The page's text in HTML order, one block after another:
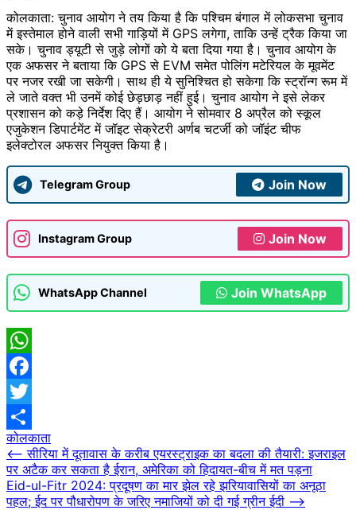
Share
कोलकाता: चुनाव आयोग ने तय किया है कि पश्चिम बंगाल में लोकसभा चुनाव
में इस्तेमाल होने वाली सभी गाड़ियों में GPS लगेगा, ताकि उन्हें ट्रैक किया जा
सके। चुनाव ड्यूटी से जुड़े लोगों को ये बता दिया गया है। चुनाव आयोग के
एक अफसर ने बताया कि GPS से EVM समेत पोलिंग मटेरियल के मूवमेंट
पर नजर रखी जा सकेगी। साथ ही ये सुनिश्चित हो सकेगा कि स्ट्रॉन्ग रूम में
ले जाते वक्त भी उनमें कोई छेड़छाड़ नहीं हुई। चुनाव आयोग ने इसे लेकर
प्रशासन को कड़े निर्देश दिए हैं। आयोग ने सोमवार 8 अप्रैल को स्कूल
एजुकेशन डिपार्टमेंट में जॉइट सेक्रेटरी अर्णब चटर्जी को जॉइंट चीफ
इलेक्टोरल अफसर नियुक्त किया है।
Telegram Group Join Now
Instagram Group Join Now
WhatsApp Channel Join WhatsApp
WhatsApp
Facebook
Twitter
Share
कोलकाता
Post
navigation
⟵ सीरिया में दूतावास के करीब एयरस्ट्राइक का बदला की तैयारी: इजराइल
पर अटैक कर सकता है ईरान, अमेरिका को हिदायत-बीच में मत पड़ना
Eid-ul-Fitr 2024: प्रदूषण का मार झेल रहे झरियावासियों का अनूठा
पहल; ईद पर पौधारोपण के जरिए नमाजियों को दी गई ग्रीन ईदी ⟶